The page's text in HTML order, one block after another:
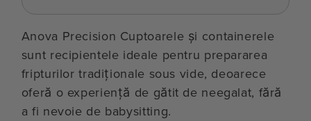
Anova Precision Cuptoarele și containerele
sunt recipientele ideale pentru prepararea
fripturilor tradiționale sous vide, deoarece
oferă o experiență de gătit de neegalat, fără
a fi nevoie de babysitting.